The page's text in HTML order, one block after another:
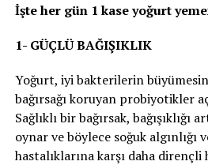
İşte her gün 1 kase yoğurt
1- GÜÇLÜ BAĞIŞIKLIK
Yoğurt, iyi bakterilerin
bağırsağı koruyan probiyotikler
Sağlıklı bir bağırsak,
oynar ve böylece soğuk algınlığı
hastalıklarına karşı daha